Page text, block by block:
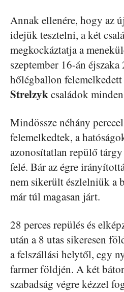
Annak ellenére, hogy az
idejük tesztelni, a két
megkockáztatja a
szeptember 16-án
hőlégballon
Strelzykcsaládok
Mindössze néhány
felemelkedtek, a
azonosítatlan repülő
felé. Bár az égre
nem sikerült észlelniük a
már túl magasan járt.
28 perces repülés és
után a 8 utas sikeresen
a felszállási helytől, egy
farmer földjén. A két
szabadság végre kézzel